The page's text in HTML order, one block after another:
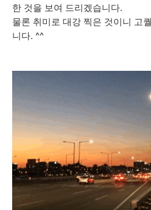
한 것을 보여 드리겠습니다.
물론 취미로 대강 찍은 것이니 고
니다. ^^